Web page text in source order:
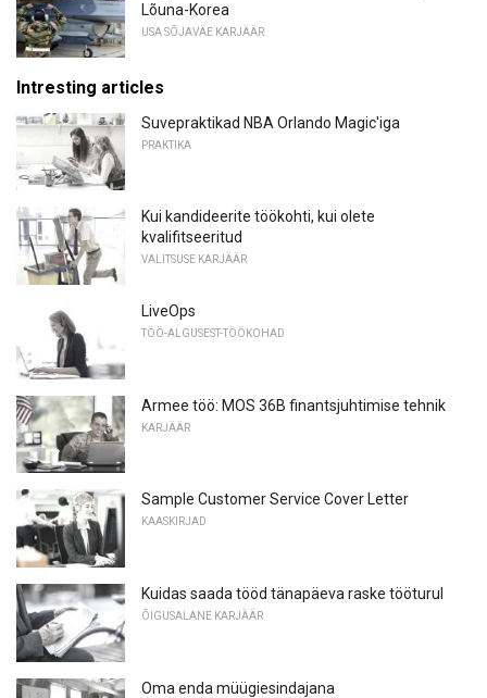
Lõuna-Korea
USA SÕJAVÄE KARJÄÄR
Intresting articles
Suvepraktikad NBA Orlando Magic'iga
PRAKTIKA
Kui kandideerite töökohti, kui olete
kvalifitseeritud
VALITSUSE KARJÄÄR
LiveOps
TÖÖ-ALGUSEST-TÖÖKOHAD
Armee töö: MOS 36B finantsjuhtimise tehnik
KARJÄÄR
Sample Customer Service Cover Letter
KAASKIRJAD
Kuidas saada tööd tänapäeva raske tööturul
ÕIGUSALANE KARJÄÄR
Oma enda müügiesindajana